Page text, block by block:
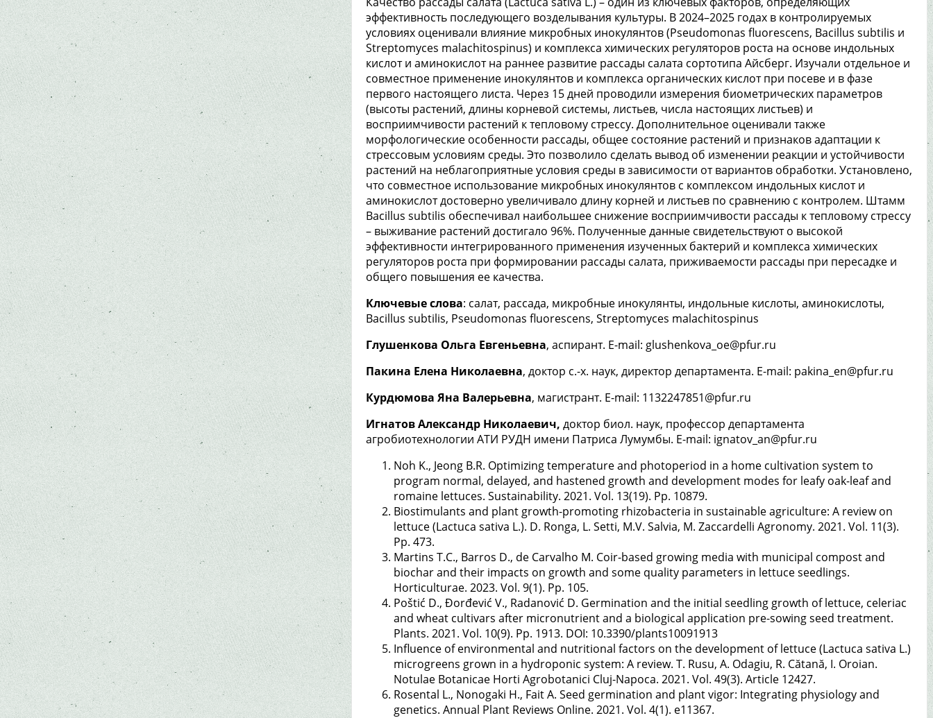
эффективность последующего возделывания культуры. В 2024–2025 годах в контролируемых
условиях оценивали влияние микробных инокулянтов (Pseudomonas fluorescens, Bacillus subtilis и
Streptomyces malachitospinus) и комплекса химических регуляторов роста на основе индольных
кислот и аминокислот на раннее развитие рассады салата сортотипа Айсберг. Изучали отдельное и
совместное применение инокулянтов и комплекса органических кислот при посеве и в фазе
первого настоящего листа. Через 15 дней проводили измерения биометрических параметров
(высоты растений, длины корневой системы, листьев, числа настоящих листьев) и
восприимчивости растений к тепловому стрессу. Дополнительное оценивали также
морфологические особенности рассады, общее состояние растений и признаков адаптации к
стрессовым условиям среды. Это позволило сделать вывод об изменении реакции и устойчивости
растений на неблагоприятные условия среды в зависимости от вариантов обработки. Установлено,
что совместное использование микробных инокулянтов с комплексом индольных кислот и
аминокислот достоверно увеличивало длину корней и листьев по сравнению с контролем. Штамм
Bacillus subtilis обеспечивал наибольшее снижение восприимчивости рассады к тепловому стрессу
– выживание растений достигало 96%. Полученные данные свидетельствуют о высокой
эффективности интегрированного применения изученных бактерий и комплекса химических
регуляторов роста при формировании рассады салата, приживаемости рассады при пересадке и
общего повышения ее качества.
Ключевые слова: салат, рассада, микробные инокулянты, индольные кислоты, аминокислоты,
Bacillus subtilis, Pseudomonas fluorescens, Streptomyces malachitospinus
Глушенкова Ольга Евгеньевна, аспирант. E-mail: glushenkova_oe@pfur.ru
Пакина Елена Николаевна, доктор с.-х. наук, директор департамента. E-mail: pakina_en@pfur.ru
Курдюмова Яна Валерьевна, магистрант. E-mail: 1132247851@pfur.ru
Игнатов Александр Николаевич, доктор биол. наук, профессор департамента
агробиотехнологии АТИ РУДН имени Патриса Лумумбы. E-mail: ignatov_an@pfur.ru
Noh K., Jeong B.R. Optimizing temperature and photoperiod in a home cultivation system to
program normal, delayed, and hastened growth and development modes for leafy oak-leaf and
romaine lettuces. Sustainability. 2021. Vol. 13(19). Pp. 10879.
Biostimulants and plant growth-promoting rhizobacteria in sustainable agriculture: A review on
lettuce (Lactuca sativa L.). D. Ronga, L. Setti, M.V. Salvia, M. Zaccardelli Agronomy. 2021. Vol. 11(3).
Pp. 473.
Martins T.C., Barros D., de Carvalho M. Coir-based growing media with municipal compost and
biochar and their impacts on growth and some quality parameters in lettuce seedlings.
Horticulturae. 2023. Vol. 9(1). Pp. 105.
Poštić D., Đorđević V., Radanović D. Germination and the initial seedling growth of lettuce, celeriac
and wheat cultivars after micronutrient and a biological application pre-sowing seed treatment.
Plants. 2021. Vol. 10(9). Pp. 1913. DOI: 10.3390/plants10091913
Influence of environmental and nutritional factors on the development of lettuce (Lactuca sativa L.)
microgreens grown in a hydroponic system: A review. T. Rusu, A. Odagiu, R. Cătană, I. Oroian.
Notulae Botanicae Horti Agrobotanici Cluj-Napoca. 2021. Vol. 49(3). Article 12427.
Rosental L., Nonogaki H., Fait A. Seed germination and plant vigor: Integrating physiology and
genetics. Annual Plant Reviews Online. 2021. Vol. 4(1). e11367.